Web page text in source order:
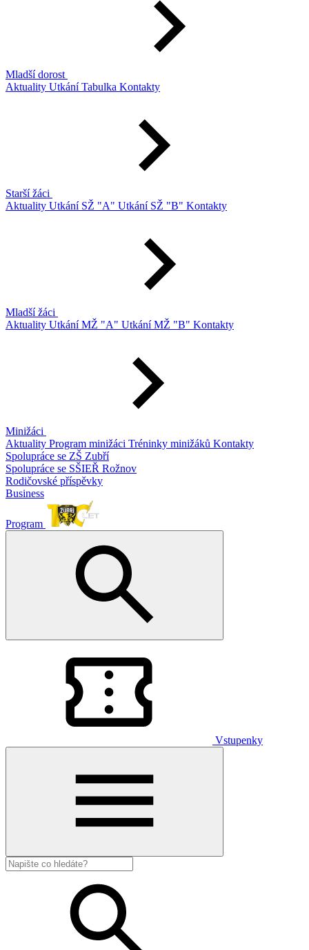
Mladší dorost
Aktuality UtkáníTabulka Kontakty
Starší žáci
Aktuality Utkání SŽ "A" Utkání SŽ "B" Kontakty
Mladší žáci
Aktuality Utkání MŽ "A" Utkání MŽ "B" Kontakty
Minižáci
Aktuality Program minižáci Tréninky minižáků Kontakty
Spolupráce se ZŠ Zubří
Spolupráce se SŠIEŘ Rožnov
Rodičovské příspěvky
Business
Program
Vstupenky